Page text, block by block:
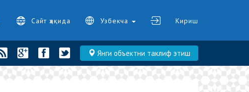
Сайт ҳақида Узбекча Кириш
Янги объектни таклиф этиш